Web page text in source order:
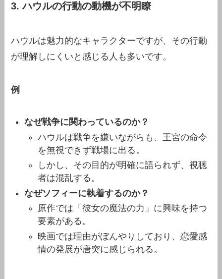
3. ハウルの行動の動機が不明瞭
ハウルは魅力的なキャラクターですが、その行動
が理解しにくいと感じる人も多いです。
例
なぜ戦争に関わっているのか？
ハウルは戦争を嫌いながらも、王宮の命令
を無視できず戦場に出る。
しかし、その目的が明確に語られず、視聴
者は混乱する。
なぜソフィーに執着するのか？
原作では「彼女の魔法の力」に興味を持つ
要素がある。
映画では理由がぼんやりしており、恋愛感
情の発展が唐突に感じられる。